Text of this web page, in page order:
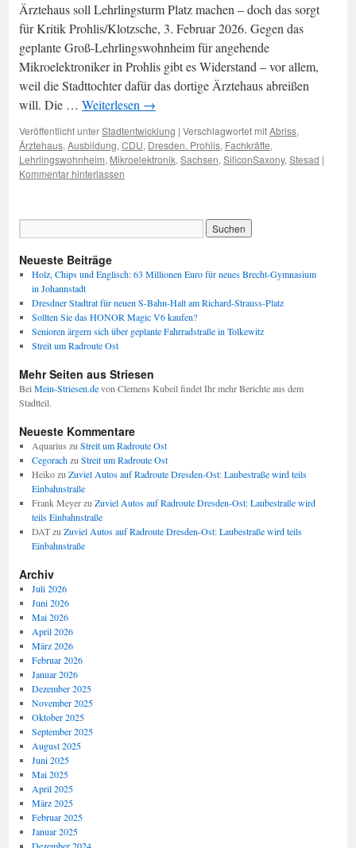
Ärztehaus soll Lehrlingsturm Platz machen – doch das sorgt
für Kritik Prohlis/Klotzsche, 3. Februar 2026. Gegen das
geplante Groß-Lehrlingswohnheim für angehende
Mikroelektroniker in Prohlis gibt es Widerstand – vor allem,
weil die Stadttochter dafür das dortige Ärztehaus abreißen
will. Die … Weiterlesen →
Veröffentlicht unterStadtentwicklung | Verschlagwortet mitAbriss,
Ärztehaus, Ausbildung, CDU, Dresden. Prohlis, Fachkräfte,
Lehrlingswohnheim, Mikroelektronik, Sachsen, SiliconSaxony, Stesad |
Kommentar hinterlassen
Neueste Beiträge
Holz, Chips und Englisch: 63 Millionen Euro für neues Brecht-Gymnasium
in Johannstadt
Dresdner Stadtrat für neuen S-Bahn-Halt am Richard-Strauss-Platz
Sollten Sie das HONOR Magic V6 kaufen?
Senioren ärgern sich über geplante Fahrradstraße in Tolkewitz
Streit um Radroute Ost
Mehr Seiten aus Striesen
Bei Mein-Striesen.devon Clemens Kubeil findet Ihr mehr Berichte aus dem
Stadtteil.
Neueste Kommentare
Aquarius zu Streit um Radroute Ost
Cegorachzu Streit um Radroute Ost
Heikozu Zuviel Autos auf Radroute Dresden-Ost: Laubestraße wird teils
Einbahnstraße
Frank Meyerzu Zuviel Autos auf Radroute Dresden-Ost: Laubestraße wird
teils Einbahnstraße
DATzu Zuviel Autos auf Radroute Dresden-Ost: Laubestraße wird teils
Einbahnstraße
Archiv
Juli 2026
Juni 2026
Mai 2026
April 2026
März 2026
Februar 2026
Januar 2026
Dezember 2025
November 2025
Oktober 2025
September 2025
August 2025
Juni 2025
Mai 2025
April 2025
März 2025
Februar 2025
Januar 2025